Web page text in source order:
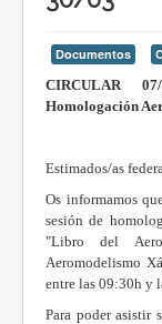
Documentos
CIRCULAR
Homologación
Estimados/as
Os informamos
sesión de
"Libro del
Aeromodelismo
entre las 09:30h y
Para poder asistir